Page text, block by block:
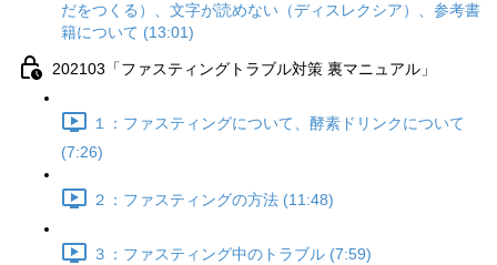
だをつくる）、文字が読めない（ディスレクシア）、参考書
籍について (13:01)
202103「ファスティングトラブル対策 裏マニュアル」
１：ファスティングについて、酵素ドリンクについて
(7:26)
２：ファスティングの方法 (11:48)
３：ファスティング中のトラブル (7:59)